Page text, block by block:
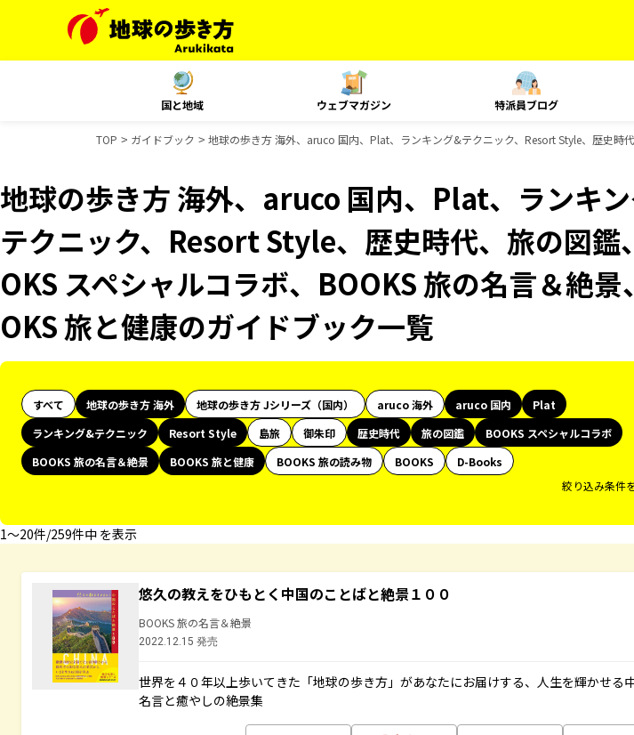
国と地域 ウェブマガジン 特派員ブログ
TOP ガイドブック 地球の歩き方 海外、aruco 国内、Plat、ランキング&テクニック、Resort Style、歴史時
地球の歩き方 海外、aruco 国内、Plat、ランキ
テクニック、Resort Style、歴史時代、旅の図鑑
OKS スペシャルコラボ、BOOKS 旅の名言＆絶景
OKS 旅と健康のガイドブック一覧
すべて 地球の歩き方 海外 地球の歩き方 Jシリーズ（国内） aruco 海外 aruco 国内
Plat
ランキング&テクニック
Resort Style 島旅 御朱印 歴史時代 旅の図鑑
BOOKS スペシャルコラボ
BOOKS 旅の名言＆絶景
BOOKS 旅と健康 BOOKS 旅の読み物 BOOKS
D-Books
絞り込み条件
1〜20件/259件中 を表示
悠久の教えをひもとく中国のことばと絶景１００
BOOKS 旅の名言＆絶景
2022.12.15 発売
世界を４０年以上歩いてきた「地球の歩き方」があなたにお届けする、人生を輝かせる
名言と癒やしの絶景集